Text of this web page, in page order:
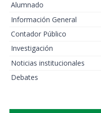
Alumnado
Información General
Contador Público
Investigación
Noticias institucionales
Debates